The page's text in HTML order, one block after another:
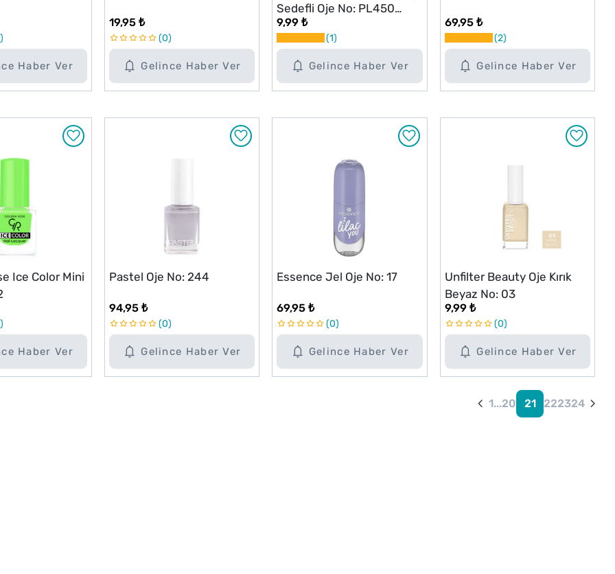
Haber Ver Gelince Haber Ver
19,95 ₺
0
Gelince Haber Ver
Sedefli Oje No: PL450
Salmon Dust
9,99 ₺
1
Gelince Haber Ver
69,95 ₺
2
Haber Ver
Ice Color Mini
Gelince Haber Ver
Pastel Oje No: 244
94,95 ₺
0
Gelince Haber Ver
Essence Jel Oje No: 17
69,95 ₺
0
Gelince Haber Ver
Unfilter Beauty Oje Kırık
Beyaz No: 03
9,99 ₺
0
1...20 21 222324